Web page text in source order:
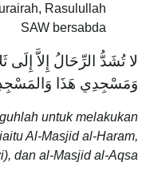
Rasulullah
SAW bersabda
لا تُشَدُّ الرِّحَالُ إِلاَّ
وَمَسْجِدِي هَذَا
untuk melakukan
Al-Masjid al-Haram,
dan al-Masjid al-Aqsa.”